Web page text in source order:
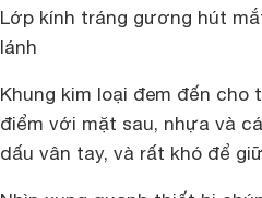
Lớp kính tráng gương hút
lánh
Khung kim loại đem đến
điểm với mặt sau, nhựa và
dấu vân tay, và rất khó để